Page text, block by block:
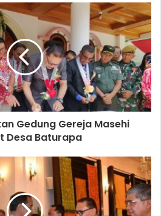
Gedung Gereja Masehi
Desa Baturapa